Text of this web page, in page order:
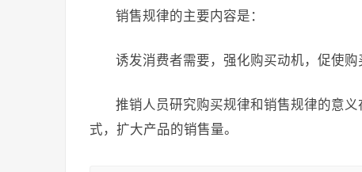
销售规律的主要内容是：
诱发消费者需要，强化购买动机，促使
推销人员研究购买规律和销售规律的意
式，扩大产品的销售量。